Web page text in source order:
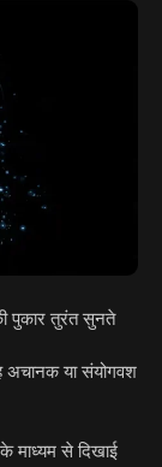
पुकार तुरंत सुनते
अचानक या संयोगवश
माध्यम से दिखाई